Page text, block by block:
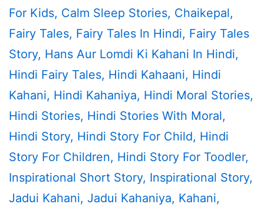
For Kids, Calm Sleep Stories, Chaikepal,
Fairy Tales, Fairy Tales In Hindi, Fairy Tales
Story, Hans Aur Lomdi Ki Kahani In Hindi,
Hindi Fairy Tales, Hindi Kahaani, Hindi
Kahani, Hindi Kahaniya, Hindi Moral Stories,
Hindi Stories, Hindi Stories With Moral,
Hindi Story, Hindi Story For Child, Hindi
Story For Children, Hindi Story For Toodler,
Inspirational Short Story, Inspirational Story,
Jadui Kahani, Jadui Kahaniya, Kahani,